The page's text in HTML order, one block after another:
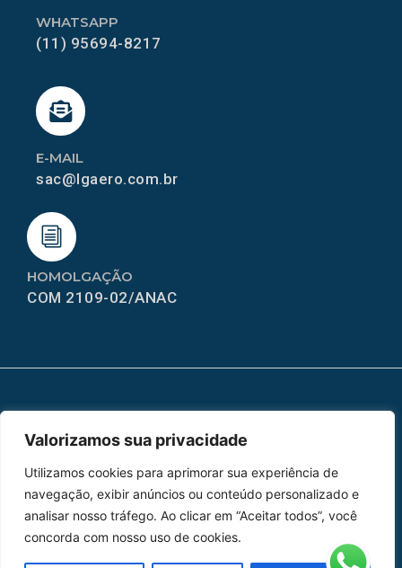
Valorizamos sua privacidade
Utilizamos cookies para aprimorar sua experiência de
navegação, exibir anúncios ou conteúdo personalizado e
analisar nosso tráfego. Ao clicar em “Aceitar todos”, você
concorda com nosso uso de cookies.
HOMOLGAÇÃO
COM 2109-02/ANAC
E-MAIL
sac@lgaero.com.br
WHATSAPP
(11) 95694-8217
Peças
Catálogo de Aplicações